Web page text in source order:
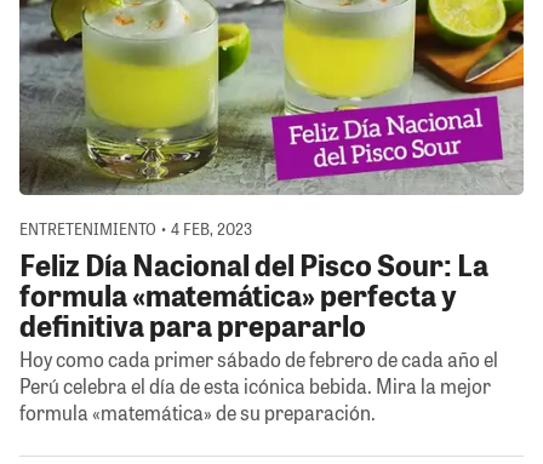
ENTRETENIMIENTO • 4 FEB, 2023
Feliz Día Nacional del Pisco Sour: La
formula «matemática» perfecta y
definitiva para prepararlo
Hoy como cada primer sábado de febrero de cada año el
Perú celebra el día de esta icónica bebida. Mira la mejor
formula «matemática» de su preparación.